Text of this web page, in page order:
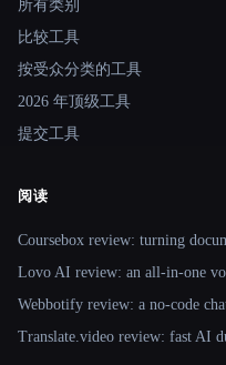
所有类别
比较工具
按受众分类的工具
2026 年顶级工具
提交工具
阅读
Coursebox review: turning
Lovo AI review: an all-in-one
Webbotify review: a no-code
Translate.video review: fast AI